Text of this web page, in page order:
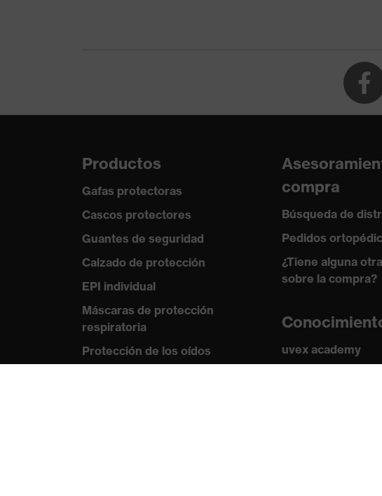
Productos
Gafas protectoras
Cascos protectores
Guantes de seguridad
Calzado de protección
EPI individual
Máscaras de protección
respiratoria
Protección de los oídos
compra
Búsqueda de
Pedidos
¿Tiene alguna
sobre la compra?
uvex academy